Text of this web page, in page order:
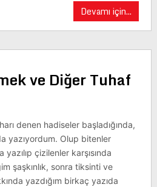
Devamı için...
ve Diğer Tuhaf
denen hadiseler başladığında,
yazıyordum. Olup bitenler
yazılıp çizilenler karşısında
şaşkınlık, sonra tiksinti ve
yazdığım birkaç yazıda